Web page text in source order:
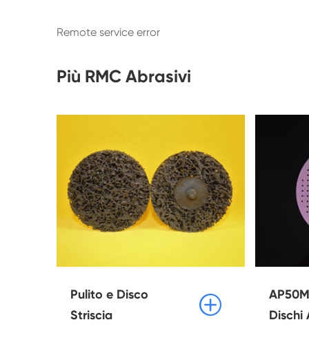
Remote service error
Più RMC Abrasivi
Pulito e Disco
Striscia

Dischi